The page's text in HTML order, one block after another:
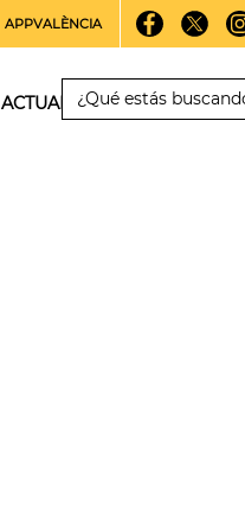
APPVALÈNCIA
ACTUALIDAD